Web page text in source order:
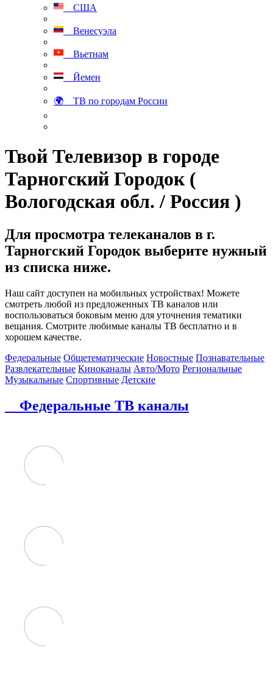
США
Венесуэла
Вьетнам
Йемен
🌍 ТВ по городам России
Твой Телевизор в городе
Тарногский Городок (
Вологодская обл. / Россия )
Для просмотра телеканалов в г.
Тарногский Городок выберите нужный
из списка ниже.
Наш сайт доступен на мобильных устройствах! Можете
смотреть любой из предложенных ТВ каналов или
воспользоваться боковым меню для уточнения тематики
вещания. Смотрите любимые каналы ТВ бесплатно и в
хорошем качестве.
Федеральные Общетематические Новостные Познавательные
Развлекательные Киноканалы Авто/Мото Региональные
Музыкальные Спортивные Детские
Федеральные ТВ каналы